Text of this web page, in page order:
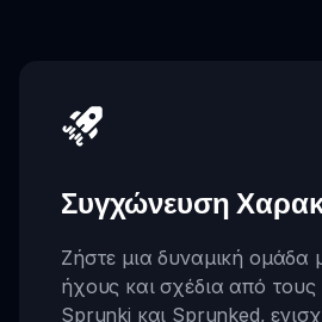
Συγχώνευση
Ζήστε μια δυναμική ομάδα
ήχους και σχέδια από
Sprunki και Sprunked,